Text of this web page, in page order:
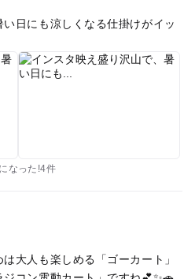
日にも涼しくなる仕掛けがイッ
なった!4件
大人も楽しめる「ゴーカート」